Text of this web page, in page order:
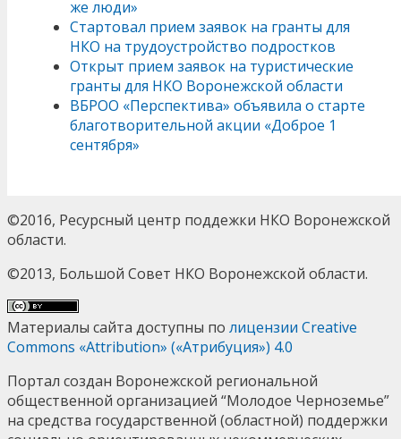
же люди»
Стартовал прием заявок на гранты для
НКО на трудоустройство подростков
Открыт прием заявок на туристические
гранты для НКО Воронежской области
ВБРОО «Перспектива» объявила о старте
благотворительной акции «Доброе 1
сентября»
©2016, Ресурсный центр поддежки НКО Воронежской
области.
©2013, Большой Совет НКО Воронежской области.
Материалы сайта доступны по лицензии Creative
Commons «Attribution» («Атрибуция») 4.0
Портал создан Воронежской региональной
общественной организацией “Молодое Черноземье”
на средства государственной (областной) поддержки